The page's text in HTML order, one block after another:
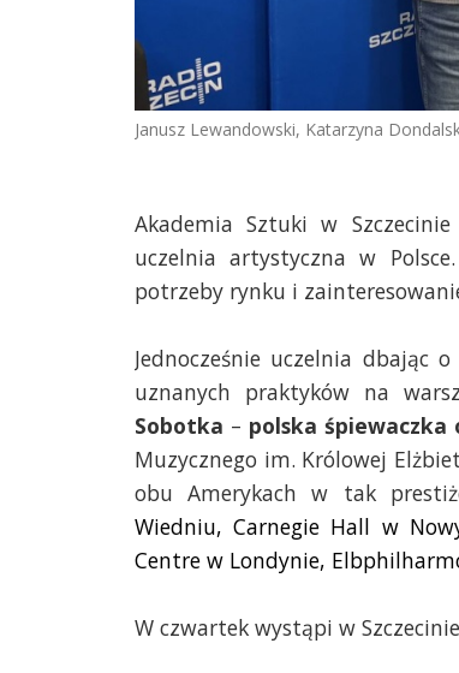
Janusz Lewandowski, Katarzyna
Akademia Sztuki w
uczelnia artystyczna w
potrzeby rynku i
Jednocześnie uczelnia dbając
uznanych praktyków na
Sobotka – polska śpiewaczka
Muzycznego im. Królowej
obu Amerykach w tak
Wiedniu, Carnegie Hall w
Centre w Londynie,
W czwartek wystąpi w